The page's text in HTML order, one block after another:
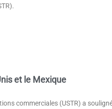
et le Mexique
commerciales (USTR) a